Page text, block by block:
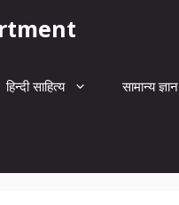
हिन्दी साहित्य सामान्य ज्ञान